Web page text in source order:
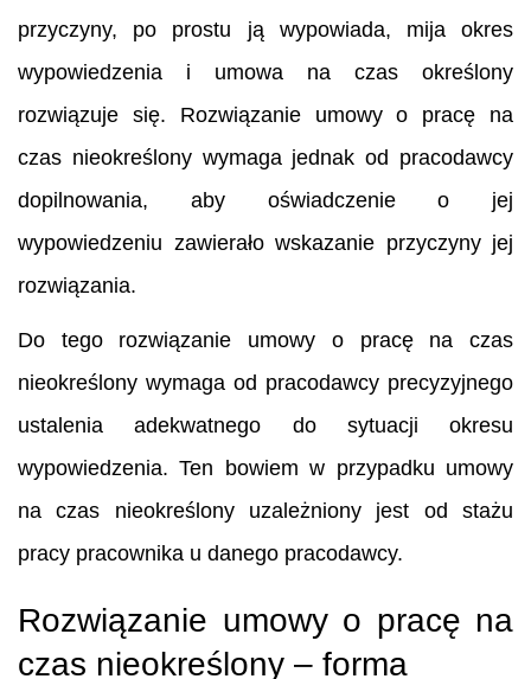
przyczyny, po prostu ją wypowiada, mija okres
wypowiedzenia i umowa na czas określony
rozwiązuje się. Rozwiązanie umowy o pracę na
czas nieokreślony wymaga jednak od pracodawcy
dopilnowania, aby oświadczenie o jej
wypowiedzeniu zawierało wskazanie przyczyny jej
rozwiązania.
Do tego rozwiązanie umowy o pracę na czas
nieokreślony wymaga od pracodawcy precyzyjnego
ustalenia adekwatnego do sytuacji okresu
wypowiedzenia. Ten bowiem w przypadku umowy
na czas nieokreślony uzależniony jest od stażu
pracy pracownika u danego pracodawcy.
Rozwiązanie umowy o pracę na
czas nieokreślony – forma